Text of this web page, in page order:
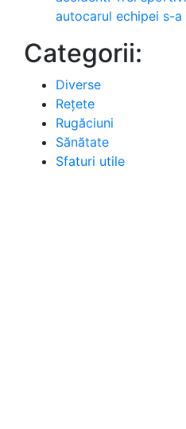
autocarul echipei s-a
Categorii:
Diverse
Rețete
Rugăciuni
Sănătate
Sfaturi utile